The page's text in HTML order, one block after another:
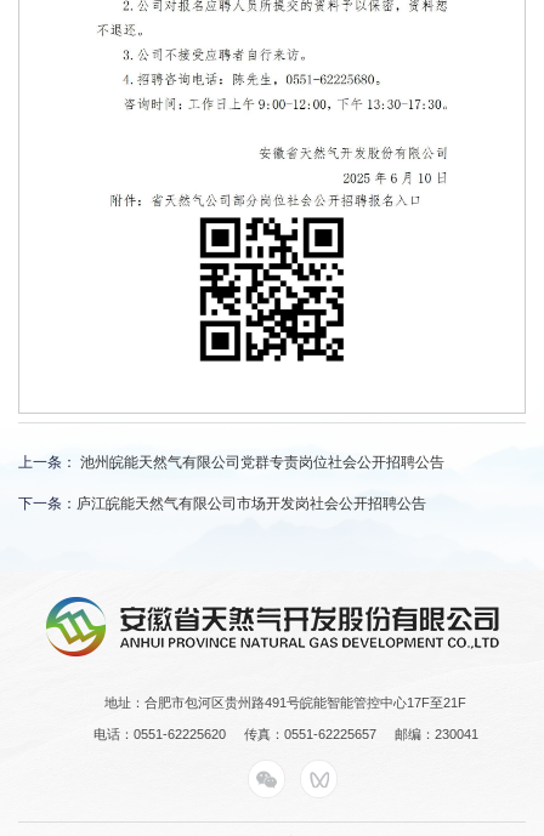
上一条： 池州皖能天然气有限公司党群专责岗位社会公开招聘公告
下一条： 庐江皖能天然气有限公司市场开发岗社会公开招聘公告
地址：合肥市包河区贵州路491号皖能智能管控中心17F至21F
电话：0551-62225620 传真：0551-62225657 邮编：230041